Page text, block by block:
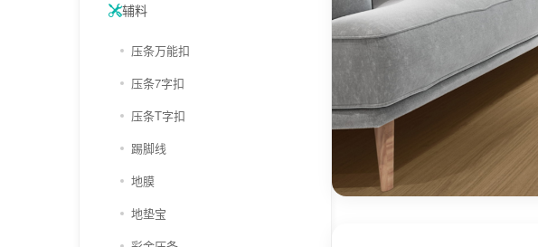
辅料
压条万能扣
压条7字扣
压条T字扣
踢脚线
地膜
地垫宝